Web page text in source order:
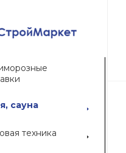
сауна
техника